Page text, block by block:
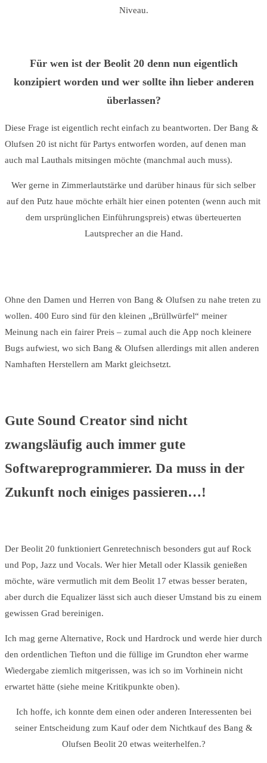
Niveau.
Für wen ist der Beolit 20 denn nun eigentlich
konzipiert worden und wer sollte ihn lieber anderen
überlassen?
Diese Frage ist eigentlich recht einfach zu beantworten. Der Bang &
Olufsen 20 ist nicht für Partys entworfen worden, auf denen man
auch mal Lauthals mitsingen möchte (manchmal auch muss).
Wer gerne in Zimmerlautstärke und darüber hinaus für sich selber
auf den Putz haue möchte erhält hier einen potenten (wenn auch mit
dem ursprünglichen Einführungspreis) etwas überteuerten
Lautsprecher an die Hand.
Ohne den Damen und Herren von Bang & Olufsen zu nahe treten zu
wollen. 400 Euro sind für den kleinen „Brüllwürfel“ meiner
Meinung nach ein fairer Preis – zumal auch die App noch kleinere
Bugs aufwiest, wo sich Bang & Olufsen allerdings mit allen anderen
Namhaften Herstellern am Markt gleichsetzt.
Gute Sound Creator sind nicht
zwangsläufig auch immer gute
Softwareprogrammierer. Da muss in der
Zukunft noch einiges passieren…!
Der Beolit 20 funktioniert Genretechnisch besonders gut auf Rock
und Pop, Jazz und Vocals. Wer hier Metall oder Klassik genießen
möchte, wäre vermutlich mit dem Beolit 17 etwas besser beraten,
aber durch die Equalizer lässt sich auch dieser Umstand bis zu einem
gewissen Grad bereinigen.
Ich mag gerne Alternative, Rock und Hardrock und werde hier durch
den ordentlichen Tiefton und die füllige im Grundton eher warme
Wiedergabe ziemlich mitgerissen, was ich so im Vorhinein nicht
erwartet hätte (siehe meine Kritikpunkte oben).
Ich hoffe, ich konnte dem einen oder anderen Interessenten bei
seiner Entscheidung zum Kauf oder dem Nichtkauf des Bang &
Olufsen Beolit 20 etwas weiterhelfen.?